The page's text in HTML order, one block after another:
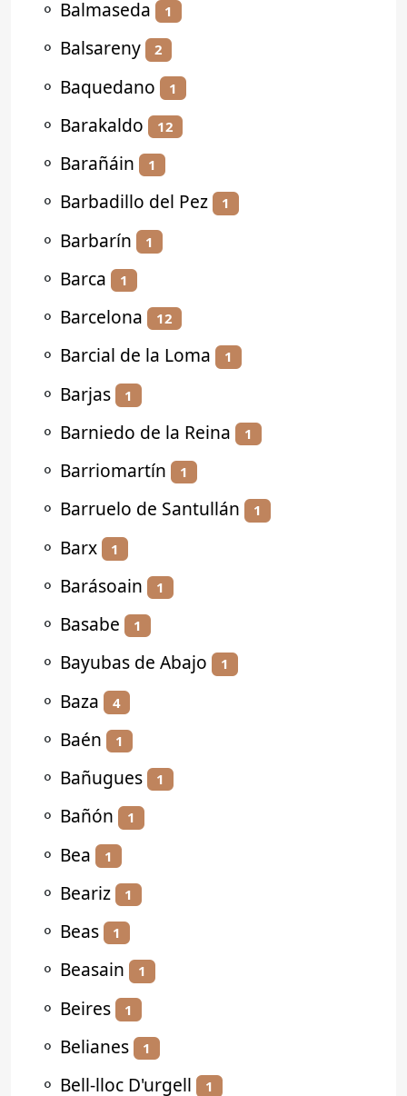
⚬ Balmaseda 1
⚬ Balsareny 2
⚬ Baquedano 1
⚬ Barakaldo 12
⚬ Barañáin 1
⚬ Barbadillo del Pez 1
⚬ Barbarín 1
⚬ Barca 1
⚬ Barcelona 12
⚬ Barcial de la Loma 1
⚬ Barjas 1
⚬ Barniedo de la Reina 1
⚬ Barriomartín 1
⚬ Barruelo de Santullán 1
⚬ Barx 1
⚬ Barásoain 1
⚬ Basabe 1
⚬ Bayubas de Abajo 1
⚬ Baza 4
⚬ Baén 1
⚬ Bañugues 1
⚬ Bañón 1
⚬ Bea 1
⚬ Beariz 1
⚬ Beas 1
⚬ Beasain 1
⚬ Beires 1
⚬ Belianes 1
⚬ Bell-lloc D'urgell 1